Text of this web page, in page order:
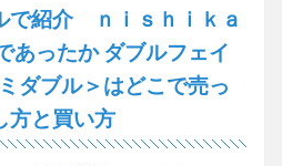
で紹介 ｎｉｓｈｉｋａ
あったか ダブルフェイ
ダブル＞はどこで売っ
方と買い方